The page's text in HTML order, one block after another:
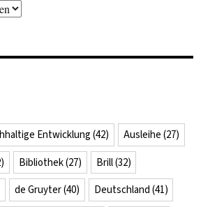
Entwicklung (42) Ausleihe (27)
Bibliothek(27) Brill(32)
de Gruyter(40) Deutschland (41)